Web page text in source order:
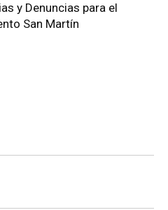
y Denuncias para el
San Martín